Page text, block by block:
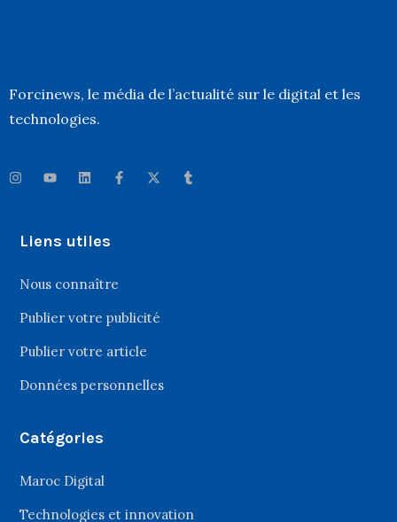
Forcinews, le média de l’actualité sur le digital et les
technologies.
Liens utiles
Nous connaître
Publier votre publicité
Publier votre article
Données personnelles
Catégories
Maroc Digital
Technologies et innovation